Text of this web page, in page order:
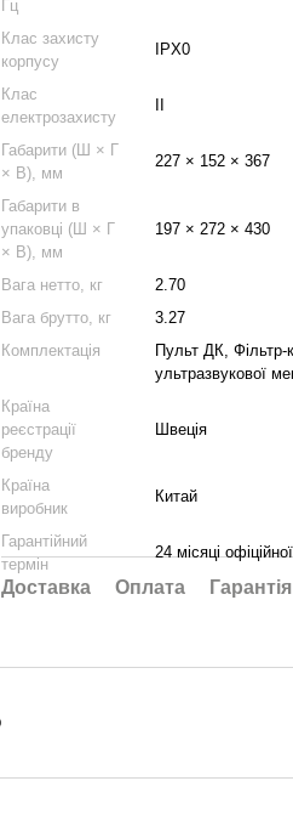
Гц
Клас захисту
корпусу
IPX0
Клас
електрозахисту
Габарити (Ш × Г
× В), мм
227 × 152 × 367
Габарити в
упаковці (Ш × Г
× В), мм
197 × 272 × 430
Вага нетто, кг
2.70
Вага брутто, кг
3.27
Комплектація
Пульт ДК,
ультразвукової
Країна
реєстрації
бренду
Швеція
Країна
виробник
Китай
Гарантійний
термін
24 місяці
Доставка Оплата Гарантія